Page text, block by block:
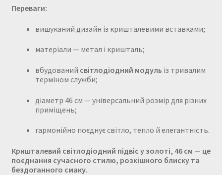
Переваги:
вишуканий дизайн із кришталевими вставками;
матеріали — метал і кришталь;
вбудований світлодіодний модуль із тривалим
терміном служби;
діаметр 46 см — універсальний розмір для різних
приміщень;
гармонійно поєднує світло, тепло й елегантність.
Кришталевий світлодіодний підвіс у золоті, 46 см — це
поєднання сучасного стилю, розкішного блиску та
бездоганного смаку.